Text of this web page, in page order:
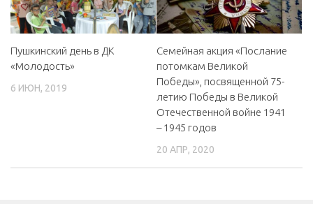
Пушкинский день в ДК
«Молодость»
6 ИЮН, 2019
Семейная акция «Послание
потомкам Великой
Победы», посвященной 75-
летию Победы в Великой
Отечественной войне 1941
– 1945 годов
20 АПР, 2020